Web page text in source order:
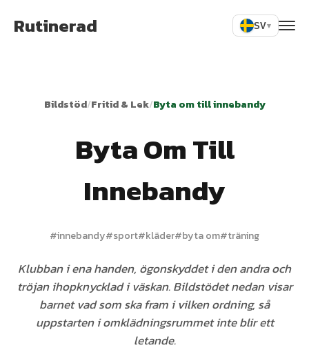
Rutinerad SV▾
Bildstöd/Fritid & Lek/Byta om till innebandy
Byta Om Till
Innebandy
#innebandy#sport#kläder#byta om#träning
Klubban i ena handen, ögonskyddet i den andra och
tröjan ihopknycklad i väskan. Bildstödet nedan visar
barnet vad som ska fram i vilken ordning, så
uppstarten i omklädningsrummet inte blir ett
letande.